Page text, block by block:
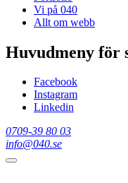
Vi på 040
Allt om webb
Huvudmeny för
Facebook
Instagram
Linkedin
0709-39 80 03
info@040.se